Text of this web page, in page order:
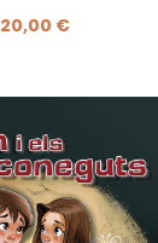
20,00 €